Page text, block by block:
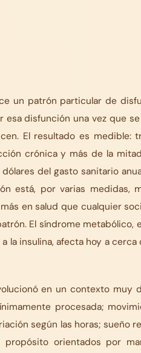
un patrón particular de
disfunción una vez que
El resultado es medible:
crónica y más de la
del gasto sanitario
está, por varias medidas,
en salud que cualquier
El síndrome metabólico,
la insulina, afecta hoy a
en un contexto muy
procesada;
según las horas; sueño
orientados por